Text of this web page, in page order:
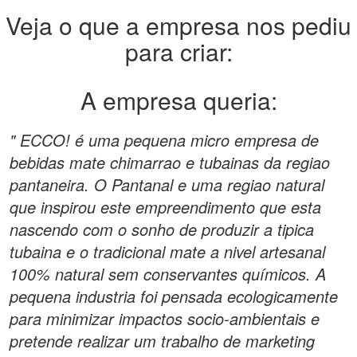
Veja o que a empresa nos pediu
para criar:
A empresa queria:
" ECCO! é uma pequena micro empresa de
bebidas mate chimarrao e tubainas da regiao
pantaneira. O Pantanal e uma regiao natural
que inspirou este empreendimento que esta
nascendo com o sonho de produzir a tipica
tubaina e o tradicional mate a nivel artesanal
100% natural sem conservantes químicos. A
pequena industria foi pensada ecologicamente
para minimizar impactos socio-ambientais e
pretende realizar um trabalho de marketing